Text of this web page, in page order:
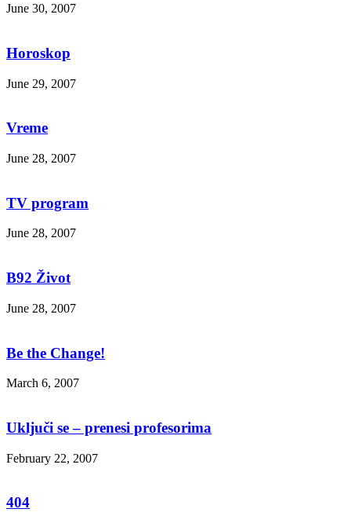
June 30, 2007
Horoskop
June 29, 2007
Vreme
June 28, 2007
TV program
June 28, 2007
B92 Život
June 28, 2007
Be the Change!
March 6, 2007
Uključi se – prenesi profesorima
February 22, 2007
404